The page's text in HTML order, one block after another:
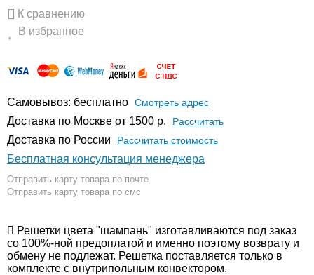
К сравнению
В избранное
Самовывоз: бесплатно Смотреть адрес
Доставка по Москве от 1500 р. Расcчитать
Доставка по России Рассчитать стоимость
Бесплатная консультация менеджера
Отправить карту товара по почте
Отправить карту товара по смс
Решетки цвета "шампань" изготавливаются под заказ
со 100%-ной предоплатой и именно поэтому возврату и
обмену не подлежат. Решетка поставляется только в
комплекте с внутрипольным конвектором.